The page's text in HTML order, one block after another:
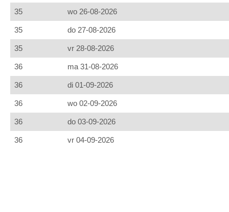
35 wo 26-08-2026
35 do 27-08-2026
35 vr 28-08-2026
36 ma 31-08-2026
36 di 01-09-2026
36 wo 02-09-2026
36 do 03-09-2026
36 vr 04-09-2026